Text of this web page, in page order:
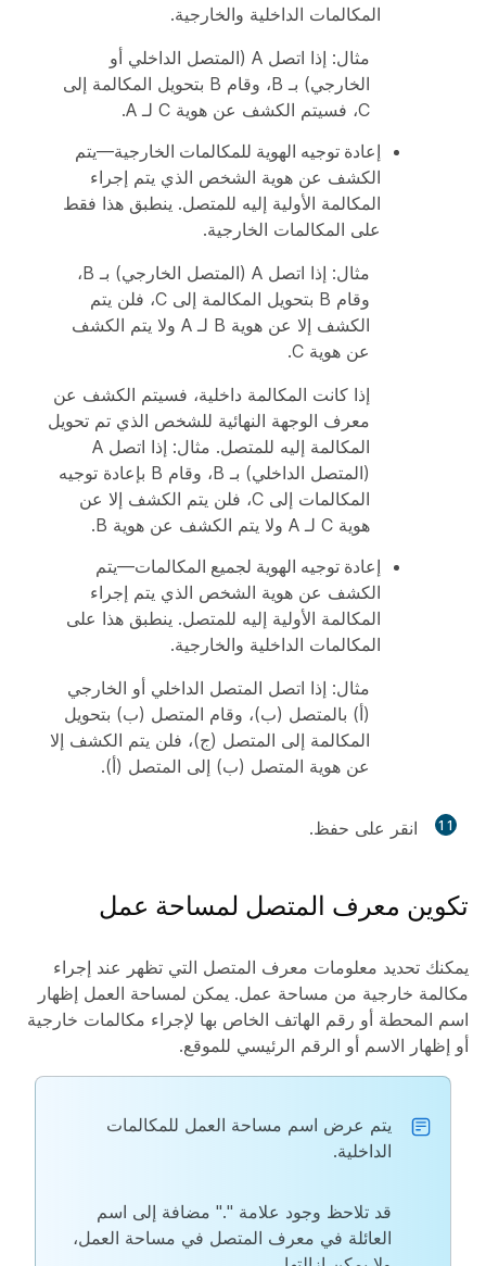
المكالمات الداخلية والخارجية.
مثال: إذا اتصل A (المتصل الداخلي أو
الخارجي) بـ B، وقام B بتحويل المكالمة إلى
C، فسيتم الكشف عن هوية C لـ A.
إعادة توجيه الهوية للمكالمات الخارجية—يتم
الكشف عن هوية الشخص الذي يتم إجراء
المكالمة الأولية إليه للمتصل. ينطبق هذا فقط
على المكالمات الخارجية.
مثال: إذا اتصل A (المتصل الخارجي) بـ B،
وقام B بتحويل المكالمة إلى C، فلن يتم
الكشف إلا عن هوية B لـ A ولا يتم الكشف
عن هوية C.
إذا كانت المكالمة داخلية، فسيتم الكشف عن
معرف الوجهة النهائية للشخص الذي تم تحويل
المكالمة إليه للمتصل. مثال: إذا اتصل A
(المتصل الداخلي) بـ B، وقام B بإعادة توجيه
المكالمات إلى C، فلن يتم الكشف إلا عن
هوية C لـ A ولا يتم الكشف عن هوية B.
إعادة توجيه الهوية لجميع المكالمات—يتم
الكشف عن هوية الشخص الذي يتم إجراء
المكالمة الأولية إليه للمتصل. ينطبق هذا على
المكالمات الداخلية والخارجية.
مثال: إذا اتصل المتصل الداخلي أو الخارجي
(أ) بالمتصل (ب)، وقام المتصل (ب) بتحويل
المكالمة إلى المتصل (ج)، فلن يتم الكشف إلا
عن هوية المتصل (ب) إلى المتصل (أ).
11 انقر على حفظ.
تكوين معرف المتصل لمساحة عمل
يمكنك تحديد معلومات معرف المتصل التي تظهر عند إجراء
مكالمة خارجية من مساحة عمل. يمكن لمساحة العمل إظهار
اسم المحطة أو رقم الهاتف الخاص بها لإجراء مكالمات خارجية
أو إظهار الاسم أو الرقم الرئيسي للموقع.
يتم عرض اسم مساحة العمل للمكالمات
الداخلية.
قد تلاحظ وجود علامة "." مضافة إلى اسم
العائلة في معرف المتصل في مساحة العمل،